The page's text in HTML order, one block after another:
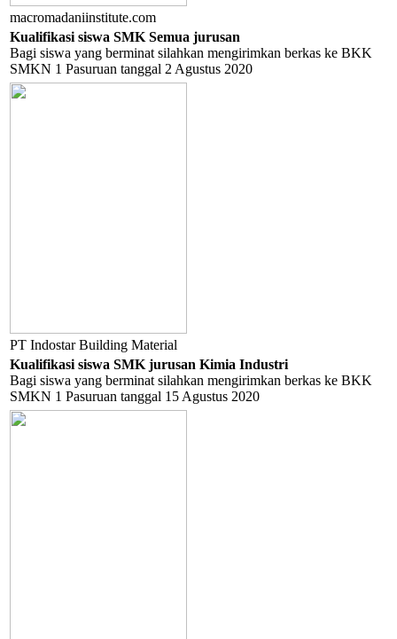
macromadaniinstitute.com
Kualifikasi siswa SMK Semua jurusan
Bagi siswa yang berminat silahkan mengirimkan berkas ke BKK
SMKN 1 Pasuruan tanggal 2 Agustus 2020
PT Indostar Building Material
Kualifikasi siswa SMK jurusan Kimia Industri
Bagi siswa yang berminat silahkan mengirimkan berkas ke BKK
SMKN 1 Pasuruan tanggal 15 Agustus 2020